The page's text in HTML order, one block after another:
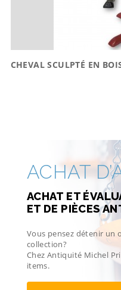
CHEVAL SCULPTÉ EN
ACHAT
ACHAT ET
ET DE PIÈCES
Vous pensez détenir un
collection?
Chez Antiquité Michel
items.